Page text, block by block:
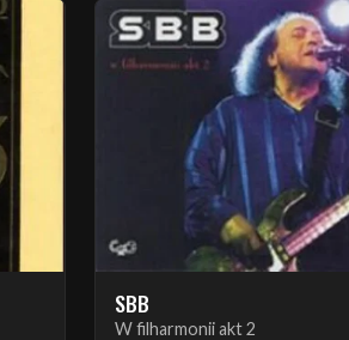
SBB
W filharmonii akt 2